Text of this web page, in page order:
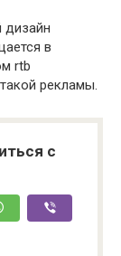
дизайн
в
rtb
рекламы.
с